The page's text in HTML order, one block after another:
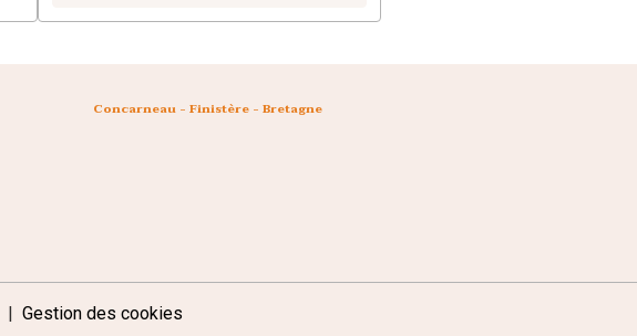
Concarneau - Finistère - Bretagne
Gestion des cookies